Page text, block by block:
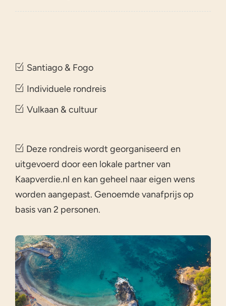
Santiago & Fogo
Individuele rondreis
Vulkaan & cultuur
Deze rondreis wordt georganiseerd en
uitgevoerd door een lokale partner van
Kaapverdie.nl en kan geheel naar eigen wens
worden aangepast. Genoemde vanafprijs op
basis van 2 personen.